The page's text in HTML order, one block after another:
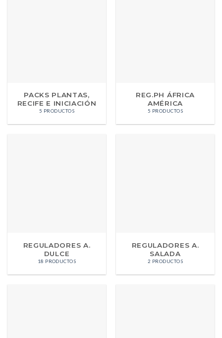
PACKS PLANTAS,
RECIFE E INICIACIÓN
5 PRODUCTOS
REG.PH ÁFRICA
AMÉRICA
5 PRODUCTOS
REGULADORES A.
DULCE
18 PRODUCTOS
REGULADORES A.
SALADA
2 PRODUCTOS